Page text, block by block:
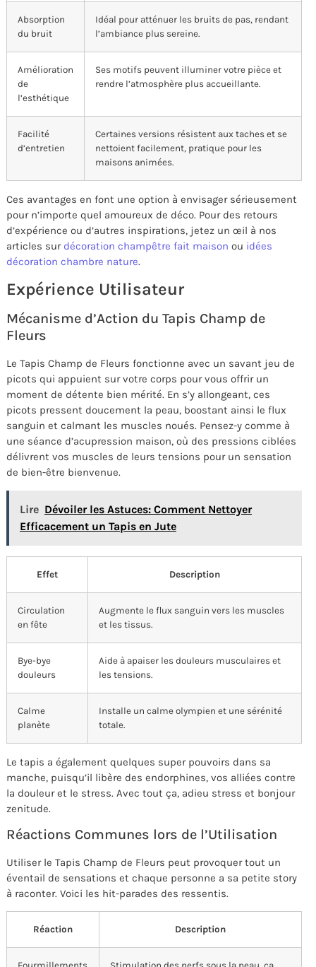
Absorption
du bruit
Idéal pour atténuer les bruits de pas, rendant
l’ambiance plus sereine.
Amélioration
de
l’esthétique
Ses motifs peuvent illuminer votre pièce et
rendre l’atmosphère plus accueillante.
Facilité
d’entretien
Certaines versions résistent aux taches et se
nettoient facilement, pratique pour les
maisons animées.
Ces avantages en font une option à envisager sérieusement
pour n’importe quel amoureux de déco. Pour des retours
d’expérience ou d’autres inspirations, jetez un œil à nos
articles sur décoration champêtre fait maison ou idées
décoration chambre nature.
Expérience Utilisateur
Mécanisme d’Action du Tapis Champ de
Fleurs
Le Tapis Champ de Fleurs fonctionne avec un savant jeu de
picots qui appuient sur votre corps pour vous offrir un
moment de détente bien mérité. En s’y allongeant, ces
picots pressent doucement la peau, boostant ainsi le flux
sanguin et calmant les muscles noués. Pensez-y comme à
une séance d’acupression maison, où des pressions ciblées
délivrent vos muscles de leurs tensions pour un sensation
de bien-être bienvenue.
Lire Dévoiler les Astuces: Comment Nettoyer
Efficacement un Tapis en Jute
Effet Description
Circulation
en fête
Augmente le flux sanguin vers les muscles
et les tissus.
Bye-bye
douleurs
Aide à apaiser les douleurs musculaires et
les tensions.
Calme
planète
Installe un calme olympien et une sérénité
totale.
Le tapis a également quelques super pouvoirs dans sa
manche, puisqu’il libère des endorphines, vos alliées contre
la douleur et le stress. Avec tout ça, adieu stress et bonjour
zenitude.
Réactions Communes lors de l’Utilisation
Utiliser le Tapis Champ de Fleurs peut provoquer tout un
éventail de sensations et chaque personne a sa petite story
à raconter. Voici les hit-parades des ressentis.
Réaction Description